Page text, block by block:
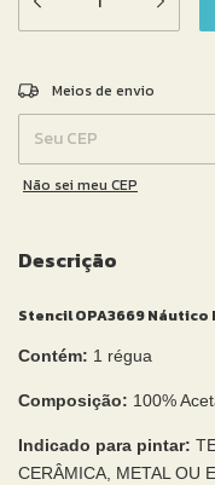
Entregas para o CEP:
Meios de envio
Não sei meu CEP
Descrição
Stencil OPA3669 Náutico
Contém: 1 régua
Composição: 100%
Indicado para pintar:
CERÂMICA, METAL OU